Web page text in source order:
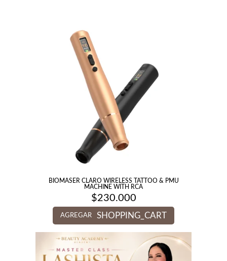
BIOMASER CLARO WIRELESS TATTOO & PMU
MACHINE WITH RCA
$230.000
AGREGAR SHOPPING_CART